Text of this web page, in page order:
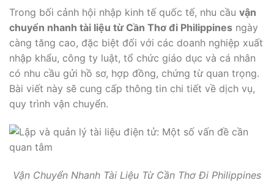
Trong bối cảnh hội nhập kinh tế quốc tế, nhu cầu vận
chuyển nhanh tài liệu từ Cần Thơ đi Philippines ngày
càng tăng cao, đặc biệt đối với các doanh nghiệp xuất
nhập khẩu, công ty luật, tổ chức giáo dục và cá nhân
có nhu cầu gửi hồ sơ, hợp đồng, chứng từ quan trọng.
Bài viết này sẽ cung cấp thông tin chi tiết về dịch vụ,
quy trình vận chuyển.
Vận Chuyển Nhanh Tài Liệu Từ Cần Thơ Đi Philippines